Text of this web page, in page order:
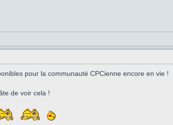
pour la communauté CPCienne encore en vie !
de voir cela !